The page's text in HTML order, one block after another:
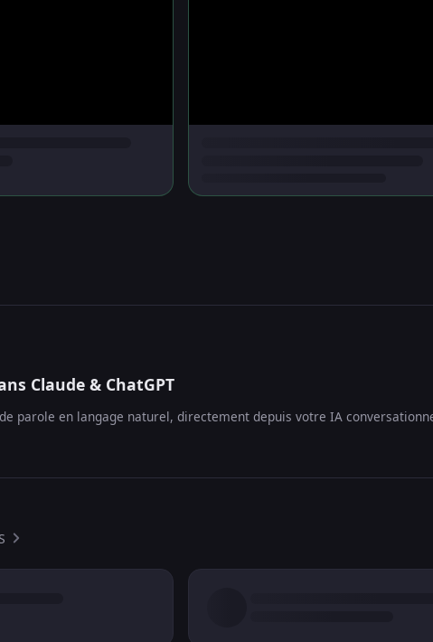
Claude & ChatGPT
parole en langage naturel, directement depuis votre IA